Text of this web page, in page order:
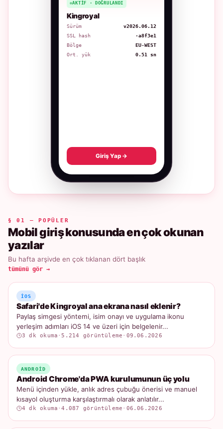
AKTIF · DOĞRULANDI
Kingroyal
Sürüm
v2026.06.12
SSL hash
·a8f3e1
Bölge
EU-WEST
Ort. yük
0.51 sn
Giriş Yap →
§ 01 — POPÜLER
Mobil giriş konusunda en çok okunan
yazılar
Bu hafta arşivde en çok tıklanan dört başlık
tümünü gör →
IOS
Safari'de Kingroyal ana ekrana nasıl eklenir?
Paylaş simgesi yöntemi, isim onayı ve uygulama ikonu
yerleşim adımları iOS 14 ve üzeri için belgelenir...
3 dk okuma ·5.214 görüntüleme · 09.06.2026
ANDROID
Android Chrome'da PWA kurulumunun üç yolu
Menü içinden yükle, anlık adres çubuğu önerisi ve manuel
kısayol oluşturma karşılaştırmalı olarak anlatılır...
4 dk okuma ·4.087 görüntüleme · 06.06.2026